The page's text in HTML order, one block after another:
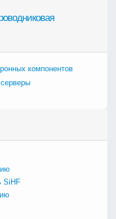
компонентов
SiHF